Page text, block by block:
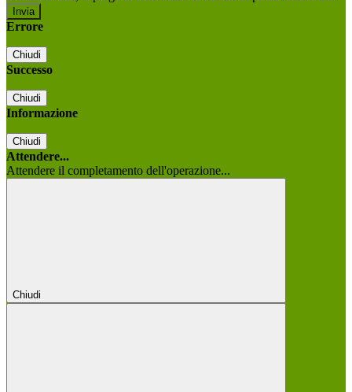
Errore
Chiudi
Successo
Chiudi
Informazione
Chiudi
Attendere...
Attendere il completamento dell'operazione...
Chiudi